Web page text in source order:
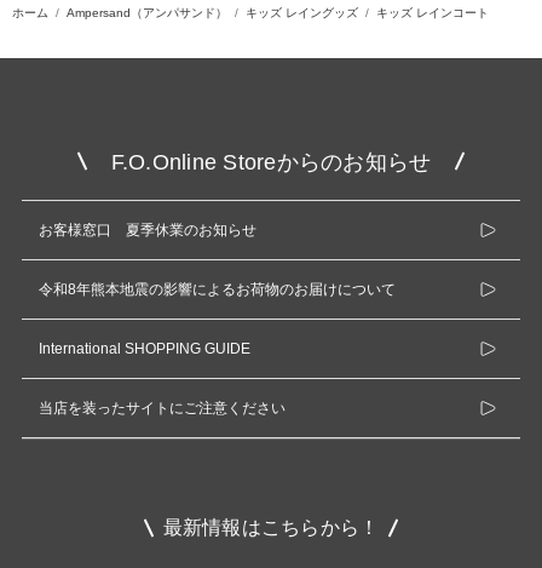
ホーム Ampersand（アンパサンド） キッズ レイングッズ キッズ レインコート
F.O.Online Storeからのお知らせ
お客様窓口 夏季休業のお知らせ
令和8年熊本地震の影響によるお荷物のお届けについて
International SHOPPING GUIDE
当店を装ったサイトにご注意ください
最新情報はこちらから！